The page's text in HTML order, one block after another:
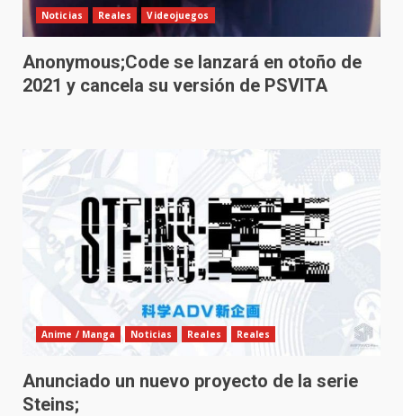
Noticias Reales Videojuegos
Anonymous;Code se lanzará en otoño de
2021 y cancela su versión de PSVITA
Anime / Manga Noticias Reales Reales
Anunciado un nuevo proyecto de la serie
Steins;